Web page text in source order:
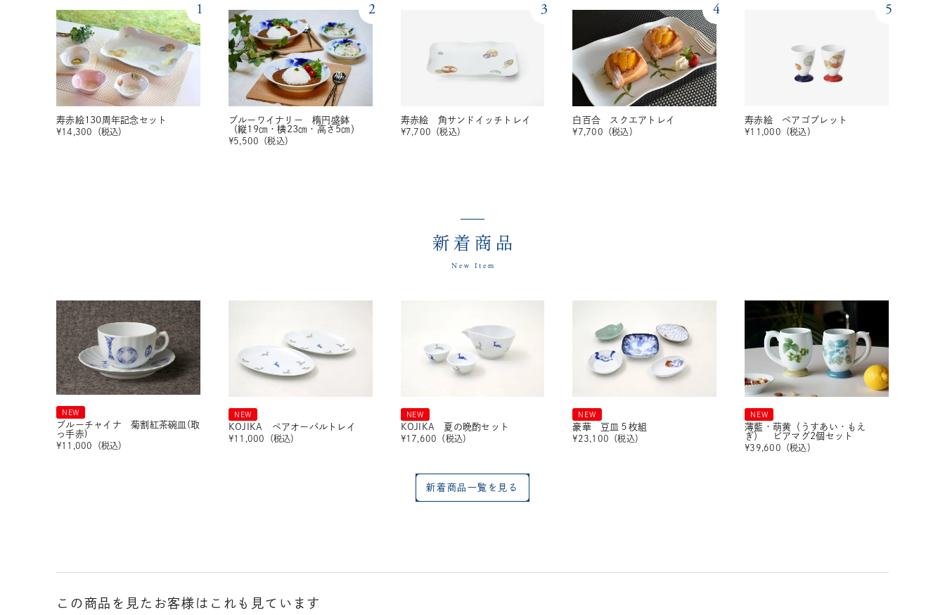
1
寿赤絵130周年記念セット
¥14,300 （税込）
2
ブルーワイナリー 楕円盛鉢
（縦19㎝・横23㎝・高さ5㎝）
¥5,500 （税込）
3
寿赤絵 角サンドイッチトレイ
¥7,700 （税込）
4
白百合 スクエアトレイ
¥7,700 （税込）
5
寿赤絵 ペアゴブレット
¥11,000 （税込）
新着商品
New Item
NEW
ブルーチャイナ 菊割紅茶碗皿(取
っ手赤)
¥11,000 （税込）
NEW
KOJIKA ペアオーバルトレイ
¥11,000 （税込）
NEW
KOJIKA 夏の晩酌セット
¥17,600 （税込）
NEW
豪華 豆皿５枚組
¥23,100 （税込）
NEW
薄藍・萌黄（うすあい・もえ
ぎ） ビアマグ2個セット
¥39,600 （税込）
新着商品一覧を見る
この商品を見たお客様はこれも見ています